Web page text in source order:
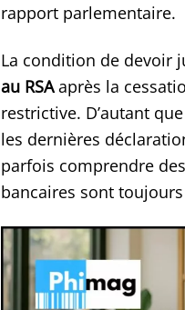
rapport parlementaire.
La condition de devoir
au RSAaprès la
restrictive. D’autant
les dernières
parfois comprendre
bancaires sont